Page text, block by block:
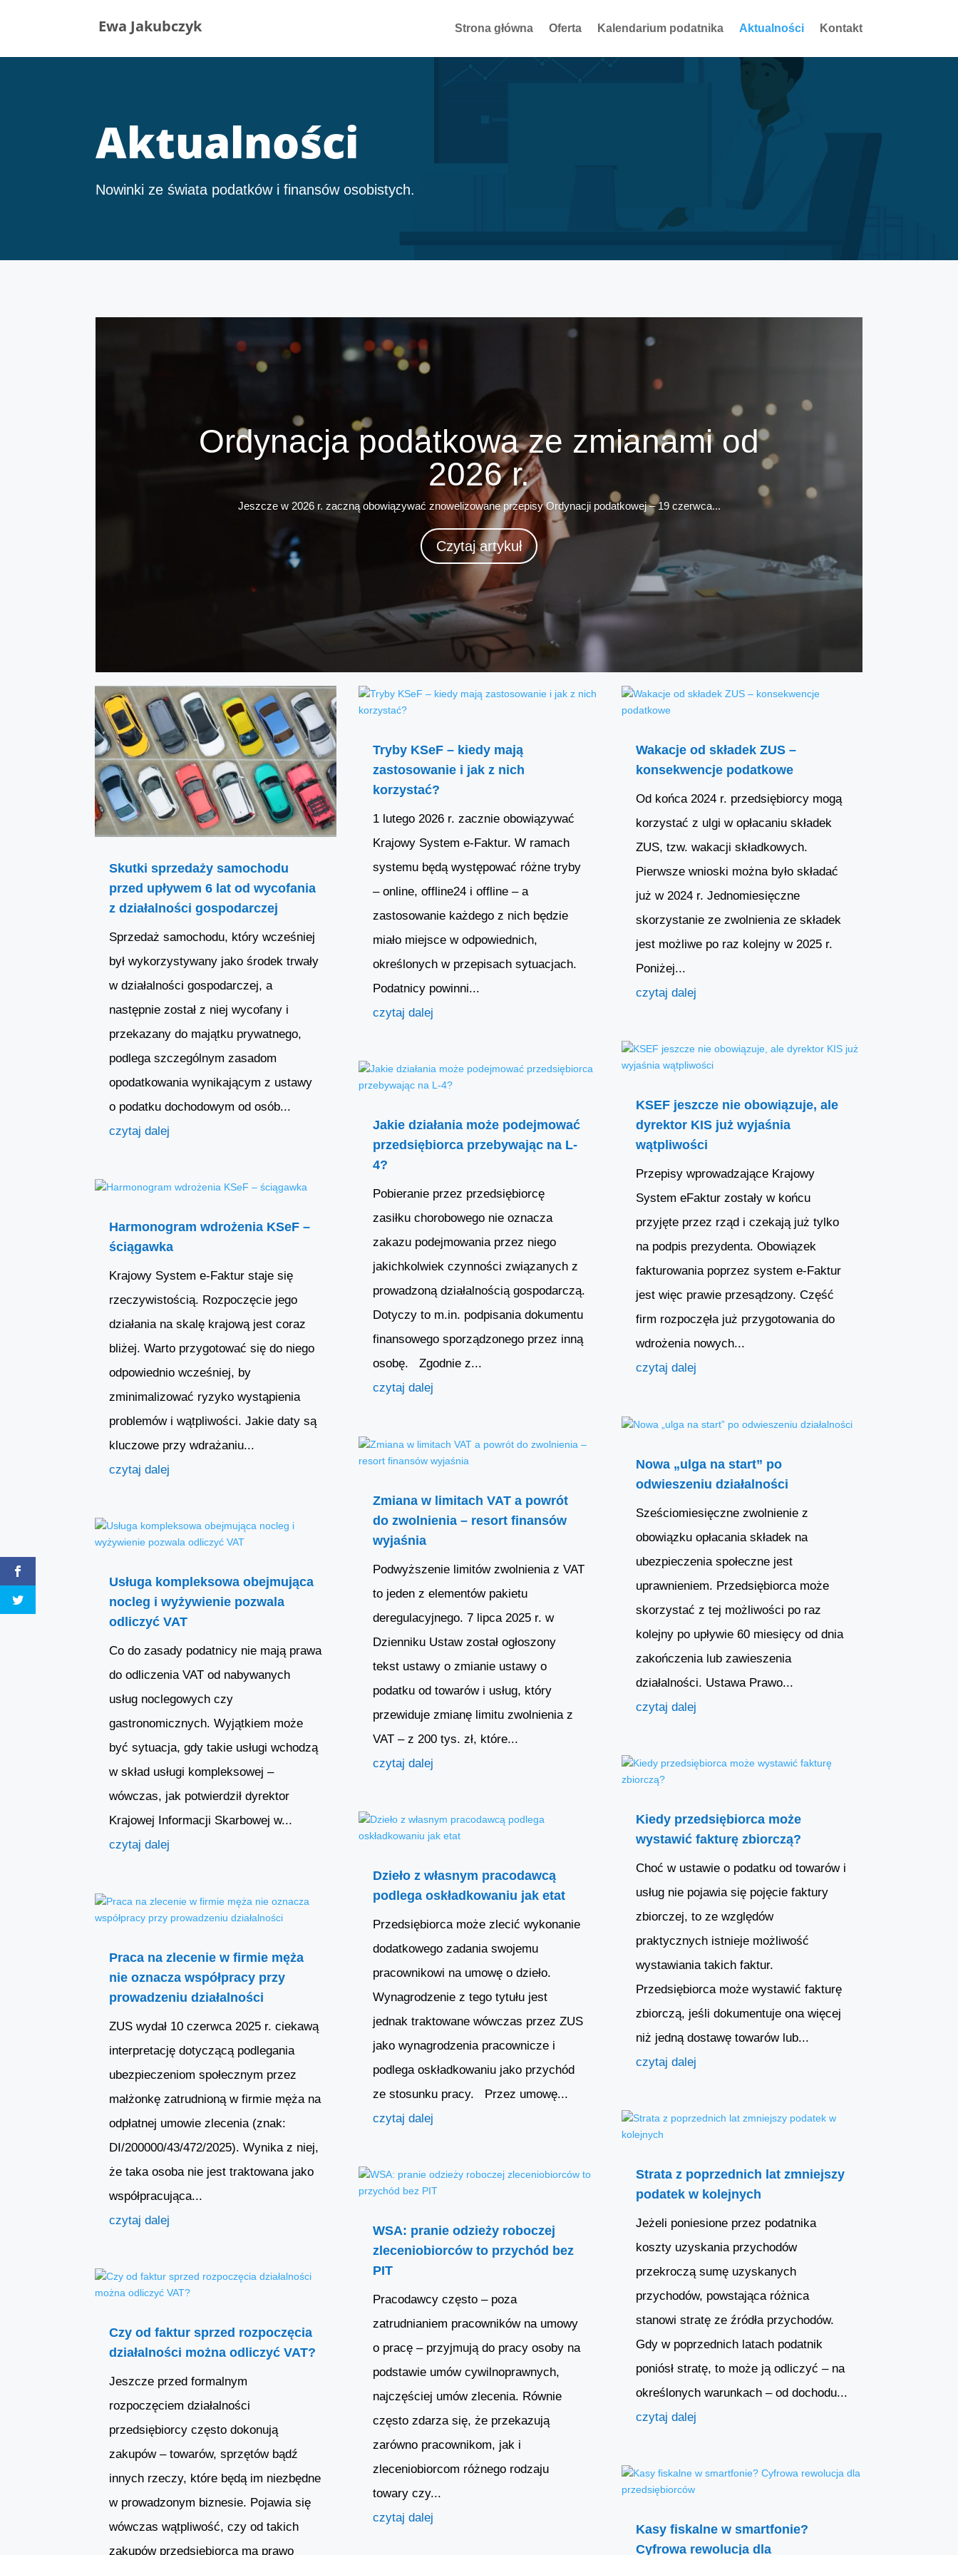
Ewa Jakubczyk Strona główna Oferta Kalendarium podatnika Aktualności Kontakt
Aktualności
Nowinki ze świata podatków i finansów osobistych.
Ordynacja podatkowa ze zmianami od
2026 r.
Jeszcze w 2026 r. zaczną obowiązywać znowelizowane przepisy Ordynacji podatkowej – 19 czerwca...
Czytaj artykuł
Skutki sprzedaży samochodu
przed upływem 6 lat od wycofania
z działalności gospodarczej
Sprzedaż samochodu, który wcześniej
był wykorzystywany jako środek trwały
w działalności gospodarczej, a
następnie został z niej wycofany i
przekazany do majątku prywatnego,
podlega szczególnym zasadom
opodatkowania wynikającym z ustawy
o podatku dochodowym od osób...
czytaj dalej
Harmonogram wdrożenia KSeF –
ściągawka
Krajowy System e-Faktur staje się
rzeczywistością. Rozpoczęcie jego
działania na skalę krajową jest coraz
bliżej. Warto przygotować się do niego
odpowiednio wcześniej, by
zminimalizować ryzyko wystąpienia
problemów i wątpliwości. Jakie daty są
kluczowe przy wdrażaniu...
czytaj dalej
Usługa kompleksowa obejmująca
nocleg i wyżywienie pozwala
odliczyć VAT
Co do zasady podatnicy nie mają prawa
do odliczenia VAT od nabywanych
usług noclegowych czy
gastronomicznych. Wyjątkiem może
być sytuacja, gdy takie usługi wchodzą
w skład usługi kompleksowej –
wówczas, jak potwierdził dyrektor
Krajowej Informacji Skarbowej w...
czytaj dalej
Praca na zlecenie w firmie męża
nie oznacza współpracy przy
prowadzeniu działalności
ZUS wydał 10 czerwca 2025 r. ciekawą
interpretację dotyczącą podlegania
ubezpieczeniom społecznym przez
małżonkę zatrudnioną w firmie męża na
odpłatnej umowie zlecenia (znak:
DI/200000/43/472/2025). Wynika z niej,
że taka osoba nie jest traktowana jako
współpracująca...
czytaj dalej
Czy od faktur sprzed rozpoczęcia
działalności można odliczyć VAT?
Jeszcze przed formalnym
rozpoczęciem działalności
przedsiębiorcy często dokonują
zakupów – towarów, sprzętów bądź
innych rzeczy, które będą im niezbędne
w prowadzonym biznesie. Pojawia się
wówczas wątpliwość, czy od takich
zakupów przedsiębiorca ma prawo
Tryby KSeF – kiedy mają
zastosowanie i jak z nich
korzystać?
1 lutego 2026 r. zacznie obowiązywać
Krajowy System e-Faktur. W ramach
systemu będą występować różne tryby
– online, offline24 i offline – a
zastosowanie każdego z nich będzie
miało miejsce w odpowiednich,
określonych w przepisach sytuacjach.
Podatnicy powinni...
czytaj dalej
Jakie działania może podejmować
przedsiębiorca przebywając na L-
4?
Pobieranie przez przedsiębiorcę
zasiłku chorobowego nie oznacza
zakazu podejmowania przez niego
jakichkolwiek czynności związanych z
prowadzoną działalnością gospodarczą.
Dotyczy to m.in. podpisania dokumentu
finansowego sporządzonego przez inną
osobę. Zgodnie z...
czytaj dalej
Zmiana w limitach VAT a powrót
do zwolnienia – resort finansów
wyjaśnia
Podwyższenie limitów zwolnienia z VAT
to jeden z elementów pakietu
deregulacyjnego. 7 lipca 2025 r. w
Dzienniku Ustaw został ogłoszony
tekst ustawy o zmianie ustawy o
podatku od towarów i usług, który
przewiduje zmianę limitu zwolnienia z
VAT – z 200 tys. zł, które...
czytaj dalej
Dzieło z własnym pracodawcą
podlega oskładkowaniu jak etat
Przedsiębiorca może zlecić wykonanie
dodatkowego zadania swojemu
pracownikowi na umowę o dzieło.
Wynagrodzenie z tego tytułu jest
jednak traktowane wówczas przez ZUS
jako wynagrodzenia pracownicze i
podlega oskładkowaniu jako przychód
ze stosunku pracy. Przez umowę...
czytaj dalej
WSA: pranie odzieży roboczej
zleceniobiorców to przychód bez
PIT
Pracodawcy często – poza
zatrudnianiem pracowników na umowy
o pracę – przyjmują do pracy osoby na
podstawie umów cywilnoprawnych,
najczęściej umów zlecenia. Równie
często zdarza się, że przekazują
zarówno pracownikom, jak i
zleceniobiorcom różnego rodzaju
towary czy...
czytaj dalej
Wakacje od składek ZUS –
konsekwencje podatkowe
Od końca 2024 r. przedsiębiorcy mogą
korzystać z ulgi w opłacaniu składek
ZUS, tzw. wakacji składkowych.
Pierwsze wnioski można było składać
już w 2024 r. Jednomiesięczne
skorzystanie ze zwolnienia ze składek
jest możliwe po raz kolejny w 2025 r.
Poniżej...
czytaj dalej
KSEF jeszcze nie obowiązuje, ale
dyrektor KIS już wyjaśnia
wątpliwości
Przepisy wprowadzające Krajowy
System eFaktur zostały w końcu
przyjęte przez rząd i czekają już tylko
na podpis prezydenta. Obowiązek
fakturowania poprzez system e-Faktur
jest więc prawie przesądzony. Część
firm rozpoczęła już przygotowania do
wdrożenia nowych...
czytaj dalej
Nowa „ulga na start” po
odwieszeniu działalności
Sześciomiesięczne zwolnienie z
obowiązku opłacania składek na
ubezpieczenia społeczne jest
uprawnieniem. Przedsiębiorca może
skorzystać z tej możliwości po raz
kolejny po upływie 60 miesięcy od dnia
zakończenia lub zawieszenia
działalności. Ustawa Prawo...
czytaj dalej
Kiedy przedsiębiorca może
wystawić fakturę zbiorczą?
Choć w ustawie o podatku od towarów i
usług nie pojawia się pojęcie faktury
zbiorczej, to ze względów
praktycznych istnieje możliwość
wystawiania takich faktur.
Przedsiębiorca może wystawić fakturę
zbiorczą, jeśli dokumentuje ona więcej
niż jedną dostawę towarów lub...
czytaj dalej
Strata z poprzednich lat zmniejszy
podatek w kolejnych
Jeżeli poniesione przez podatnika
koszty uzyskania przychodów
przekroczą sumę uzyskanych
przychodów, powstająca różnica
stanowi stratę ze źródła przychodów.
Gdy w poprzednich latach podatnik
poniósł stratę, to może ją odliczyć – na
określonych warunkach – od dochodu...
czytaj dalej
Kasy fiskalne w smartfonie?
Cyfrowa rewolucja dla